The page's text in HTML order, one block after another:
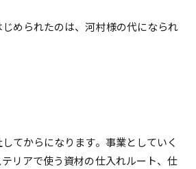
められたのは、河村様の代になられ
てからになります。事業としていく
リアで使う資材の仕入れルート、仕